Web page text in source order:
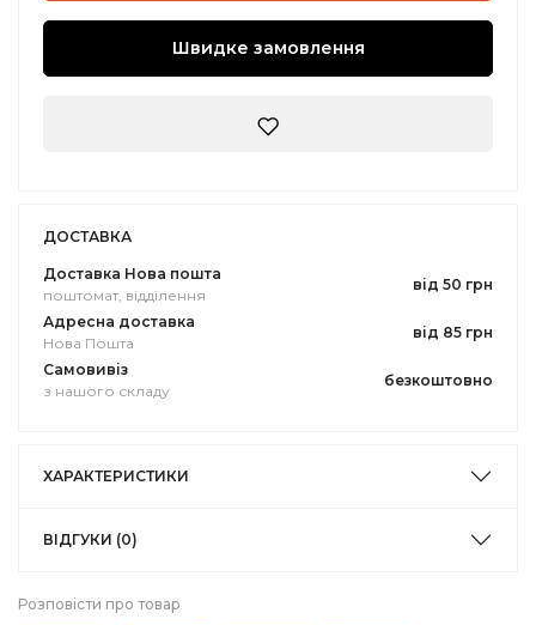
Швидке замовлення
ДОСТАВКА
Доставка Нова пошта
поштомат, відділення
від 50 грн
Адресна доставка
Нова Пошта
від 85 грн
Самовивіз
з нашого складу
безкоштовно
ХАРАКТЕРИСТИКИ
ВІДГУКИ (0)
Розповісти про товар